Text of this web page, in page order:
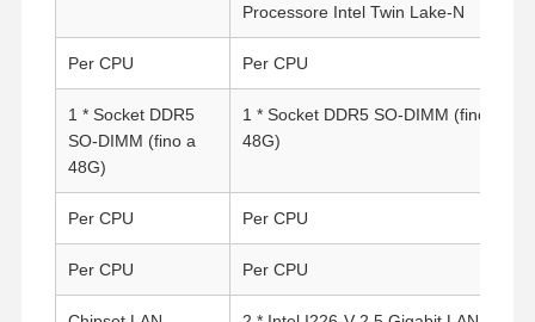
Processore Intel Twin Lake-N
Per CPU Per CPU
1 * Socket DDR5
SO-DIMM (fino a
48G)
1 * Socket DDR5 SO-DIMM (fino a
48G)
Per CPU Per CPU
Per CPU Per CPU